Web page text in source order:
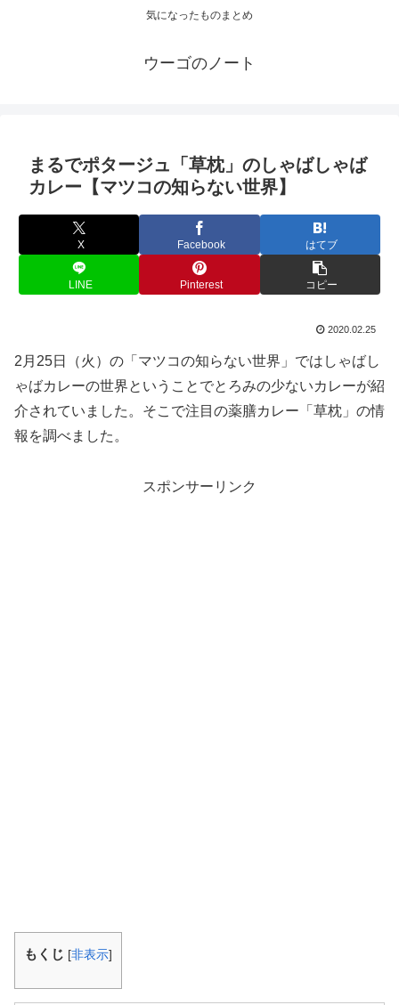
気になったものまとめ
ウーゴのノート
まるでポタージュ「草枕」のしゃばしゃば
カレー【マツコの知らない世界】
X Facebook はてブ
LINE Pinterest コピー
2020.02.25
2月25日（火）の「マツコの知らない世界」ではしゃばし
ゃばカレーの世界ということでとろみの少ないカレーが紹
介されていました。そこで注目の薬膳カレー「草枕」の情
報を調べました。
スポンサーリンク
もくじ [非表示]